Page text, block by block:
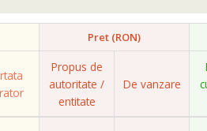
Pret (RON)
Propus de
autoritate /
entitate
De vanzare